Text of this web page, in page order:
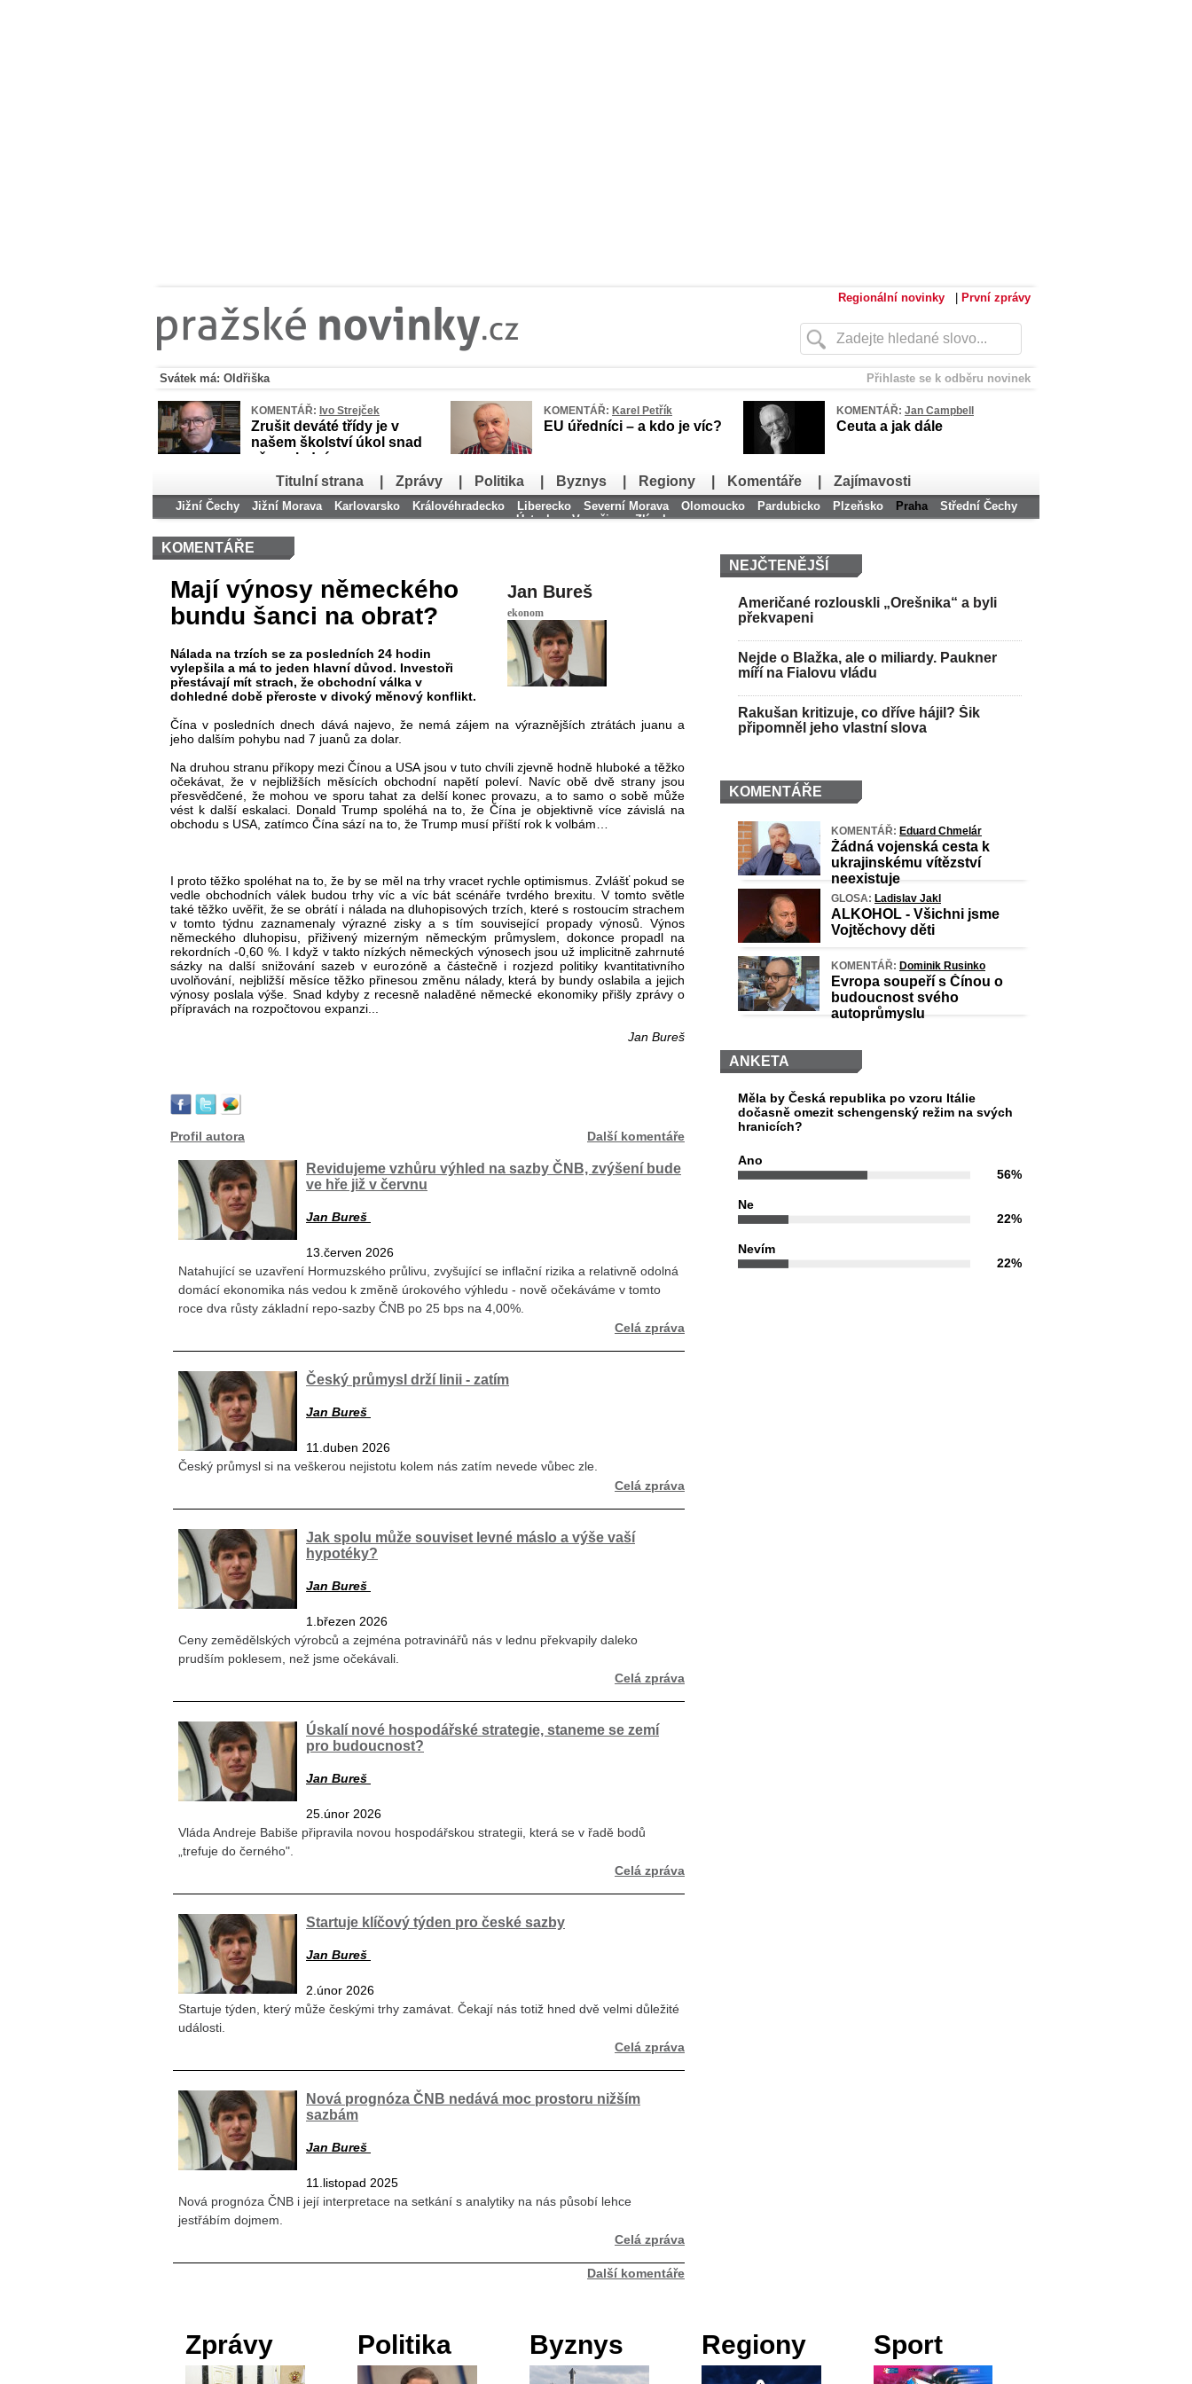
Regionální novinky První zprávy
Přihlaste se k odběru novinek
Svátek má: Oldřiška
KOMENTÁŘ: Ivo Strejček
Zrušit deváté třídy je v
našem školství úkol snad
až poslední
KOMENTÁŘ: Karel Petřík
EU úředníci – a kdo je víc?
KOMENTÁŘ: Jan Campbell
Ceuta a jak dále
Titulní strana Zprávy Politika Byznys Regiony Komentáře Zajímavosti
Jižní Čechy Jižní Morava Karlovarsko Královéhradecko Liberecko Severní Morava Olomoucko Pardubicko Plzeňsko Praha
Střední Čechy
Ústecko
Vysočina Zlínsko
KOMENTÁŘE
Jan Bureš
ekonom
Mají výnosy německého
bundu šanci na obrat?
Nálada na trzích se za posledních 24 hodin
vylepšila a má to jeden hlavní důvod. Investoři
přestávají mít strach, že obchodní válka v
dohledné době přeroste v divoký měnový konflikt.
Čína v posledních dnech dává najevo, že nemá zájem na výraznějších ztrátách juanu a
jeho dalším pohybu nad 7 juanů za dolar.
Na druhou stranu příkopy mezi Čínou a USA jsou v tuto chvíli zjevně hodně hluboké a těžko
očekávat, že v nejbližších měsících obchodní napětí poleví. Navíc obě dvě strany jsou
přesvědčené, že mohou ve sporu tahat za delší konec provazu, a to samo o sobě může
vést k další eskalaci. Donald Trump spoléhá na to, že Čína je objektivně více závislá na
obchodu s USA, zatímco Čína sází na to, že Trump musí příští rok k volbám…
I proto těžko spoléhat na to, že by se měl na trhy vracet rychle optimismus. Zvlášť pokud se
vedle obchodních válek budou trhy víc a víc bát scénáře tvrdého brexitu. V tomto světle
také těžko uvěřit, že se obrátí i nálada na dluhopisových trzích, které s rostoucím strachem
v tomto týdnu zaznamenaly výrazné zisky a s tím související propady výnosů. Výnos
německého dluhopisu, přiživený mizerným německým průmyslem, dokonce propadl na
rekordních -0,60 %. I když v takto nízkých německých výnosech jsou už implicitně zahrnuté
sázky na další snižování sazeb v eurozóně a částečně i rozjezd politiky kvantitativního
uvolňování, nejbližší měsíce těžko přinesou změnu nálady, která by bundy oslabila a jejich
výnosy poslala výše. Snad kdyby z recesně naladěné německé ekonomiky přišly zprávy o
přípravách na rozpočtovou expanzi...
Jan Bureš
Profil autora Další komentáře
Revidujeme vzhůru výhled na sazby ČNB, zvýšení bude
ve hře již v červnu
Jan Bureš
13.červen 2026
Natahující se uzavření Hormuzského průlivu, zvyšující se inflační rizika a relativně odolná
domácí ekonomika nás vedou k změně úrokového výhledu - nově očekáváme v tomto
roce dva růsty základní repo-sazby ČNB po 25 bps na 4,00%.
Celá zpráva
Český průmysl drží linii - zatím
Jan Bureš
11.duben 2026
Český průmysl si na veškerou nejistotu kolem nás zatím nevede vůbec zle.
Celá zpráva
Jak spolu může souviset levné máslo a výše vaší
hypotéky?
Jan Bureš
1.březen 2026
Ceny zemědělských výrobců a zejména potravinářů nás v lednu překvapily daleko
prudším poklesem, než jsme očekávali.
Celá zpráva
Úskalí nové hospodářské strategie, staneme se zemí
pro budoucnost?
Jan Bureš
25.únor 2026
Vláda Andreje Babiše připravila novou hospodářskou strategii, která se v řadě bodů
„trefuje do černého".
Celá zpráva
Startuje klíčový týden pro české sazby
Jan Bureš
2.únor 2026
Startuje týden, který může českými trhy zamávat. Čekají nás totiž hned dvě velmi důležité
události.
Celá zpráva
Nová prognóza ČNB nedává moc prostoru nižším
sazbám
Jan Bureš
11.listopad 2025
Nová prognóza ČNB i její interpretace na setkání s analytiky na nás působí lehce
jestřábím dojmem.
Celá zpráva
Další komentáře
NEJČTENĚJŠÍ
Američané rozlouskli „Orešnika“ a byli
překvapeni
Nejde o Blažka, ale o miliardy. Paukner
míří na Fialovu vládu
Rakušan kritizuje, co dříve hájil? Šik
připomněl jeho vlastní slova
KOMENTÁŘE
KOMENTÁŘ: Eduard Chmelár
Žádná vojenská cesta k
ukrajinskému vítězství
neexistuje
GLOSA: Ladislav Jakl
ALKOHOL - Všichni jsme
Vojtěchovy děti
KOMENTÁŘ: Dominik Rusinko
Evropa soupeří s Čínou o
budoucnost svého
autoprůmyslu
ANKETA
Měla by Česká republika po vzoru Itálie
dočasně omezit schengenský režim na svých
hranicích?
Ano
56%
Ne
22%
Nevím
22%
Zprávy Politika Byznys Regiony Sport